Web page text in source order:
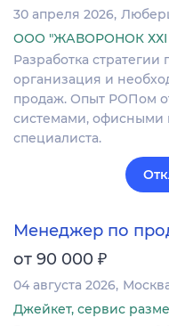
30 апреля 2026
ООО "ЖАВОРОНОК ХХI
Разработка
организация и
продаж. Опыт РОПом
системами, офисными
специалиста.
Менеджер по
от 90 000 ₽
04 августа 2026
Джейкет, сервис